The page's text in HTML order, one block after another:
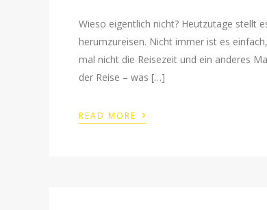
Wieso eigentlich nicht? Heutzutage stellt
herumzureisen. Nicht immer ist es
mal nicht die Reisezeit und ein anderes
der Reise – was […]
READ MORE ›